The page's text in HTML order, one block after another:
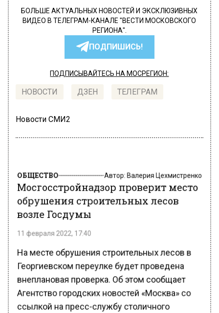
БОЛЬШЕ АКТУАЛЬНЫХ НОВОСТЕЙ И ЭКСКЛЮЗИВНЫХ
ВИДЕО В ТЕЛЕГРАМ-КАНАЛЕ "ВЕСТИ МОСКОВСКОГО
РЕГИОНА".
ПОДПИШИСЬ!
ПОДПИСЫВАЙТЕСЬ НА МОСРЕГИОН:
НОВОСТИ ДЗЕН ТЕЛЕГРАМ
Новости СМИ2
ОБЩЕСТВО
Мосгосстройнадзор проверит место
обрушения строительных лесов
возле Госдумы
11 февраля 2022, 17:40
На месте обрушения строительных лесов в
Георгиевском переулке будет проведена
внеплановая проверка. Об этом сообщает
Агентство городских новостей «Москва» со
ссылкой на пресс-службу столичного